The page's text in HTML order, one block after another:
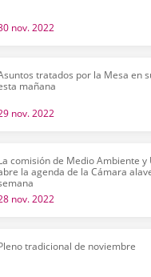
nov. 2022
tratados por la Mesa en
mañana
nov. 2022
comisión de Medio Ambiente
la agenda de la Cámara
nov. 2022
tradicional de noviembre